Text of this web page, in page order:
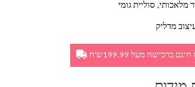
מלאכותי, סוליית גומי
מדליק
ברכישה מעל 199.99ש'ח